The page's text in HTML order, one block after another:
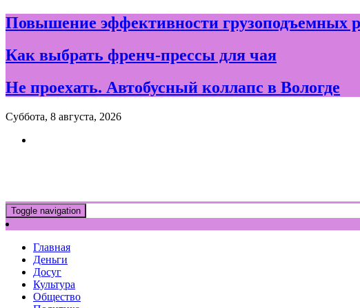
Skip
to
Повышение эффективности грузоподъемных
Как выбрать френч-прессы для чая
Не проехать. Автобусный коллапс в Вологде
Суббота, 8 августа, 2026
Toggle navigation
Главная
Деньги
Досуг
Культура
Общество